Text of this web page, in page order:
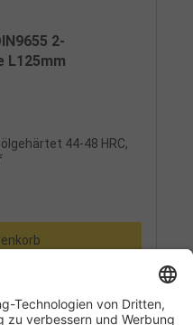
2-
L125mm
44-48 HRC,